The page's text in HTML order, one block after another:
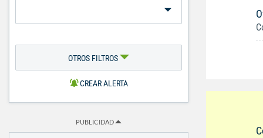
OTROS FILTROS
CREAR ALERTA
PUBLICIDAD